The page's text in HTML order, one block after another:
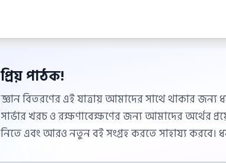
প্রিয় পাঠক!
জ্ঞান বিতরণের এই যাত্রায় আমাদের সাথে থাকার জন্য
সার্ভার খরচ ও রক্ষণাবেক্ষণের জন্য আমাদের অর্থের
নিতে এবং আরও নতুন বই সংগ্রহ করতে সাহায্য করবে।